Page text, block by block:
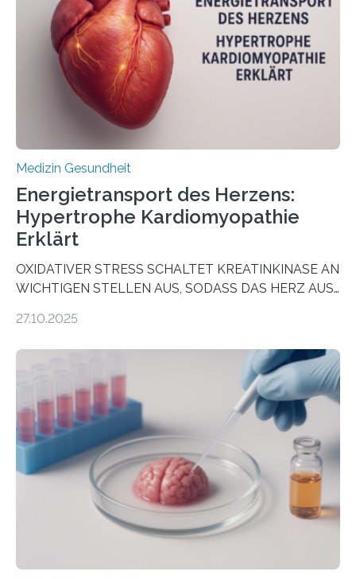
wirken. Dabei wurde ein Eiweiß identifiziert, das künftig
als Biomarker für die Wahl der passenden Therapie
dienen könnte. Darmkrebs zählt weltweit zu den
häufigsten Krebsarten und stellt…
Medizin Gesundheit
Energietransport des Herzens:
Hypertrophe Kardiomyopathie
Erklärt
OXIDATIVER STRESS SCHALTET KREATINKINASE AN
WICHTIGEN STELLEN AUS, SODASS DAS HERZ AUS
aus dem Deutschen Zentrum für Herzinsuffizienz
im Journal Circulation, warum der Energietransport bei
der Hypertrophen Kardiomyopathie (HCM) versagen
kann und wie sich durch eine Verringerung der
Herzbelastung und des oxidativen Stresses
Rhythmusstörungen reduzieren lassen. Würzburg. Die
hypertrophe Kardiomyopathie (HCM) ist die häufigste
erblich bedingte Herzerkrankung. Sie führt dazu, dass
sich die linke Herzkammer verdickt, der Herzmuskel zu
stark kontrahiert…
27.10.2025